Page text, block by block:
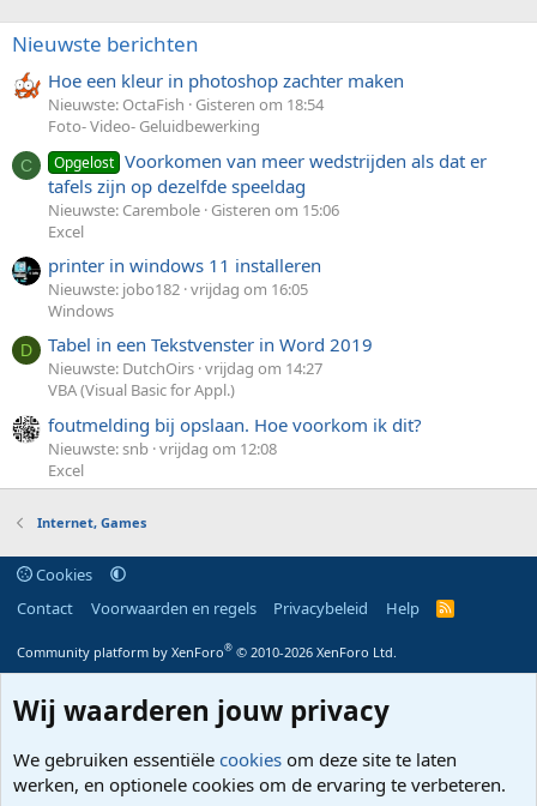
Nieuwste berichten
Hoe een kleur in photoshop zachter maken
Nieuwste: OctaFish
Gisteren om 18:54
Foto- Video- Geluidbewerking
C Opgelost Voorkomen van meer wedstrijden als dat er
tafels zijn op dezelfde speeldag
Nieuwste: Carembole Gisteren om 15:06
Excel
printer in windows 11 installeren
Nieuwste: jobo182 vrijdag om 16:05
Windows
D Tabel in een Tekstvenster in Word 2019
Nieuwste: DutchOirs vrijdag om 14:27
VBA (Visual Basic for Appl.)
foutmelding bij opslaan. Hoe voorkom ik dit?
Nieuwste: snb vrijdag om 12:08
Excel
Internet, Games
Cookies
Contact
Voorwaarden en regels Privacybeleid Help
R
S
Community platform by XenForo® © 2010-2026 XenForo Ltd.
Wij waarderen jouw privacy
We gebruiken essentiële cookies om deze site te laten
werken, en optionele cookies om de ervaring te verbeteren.